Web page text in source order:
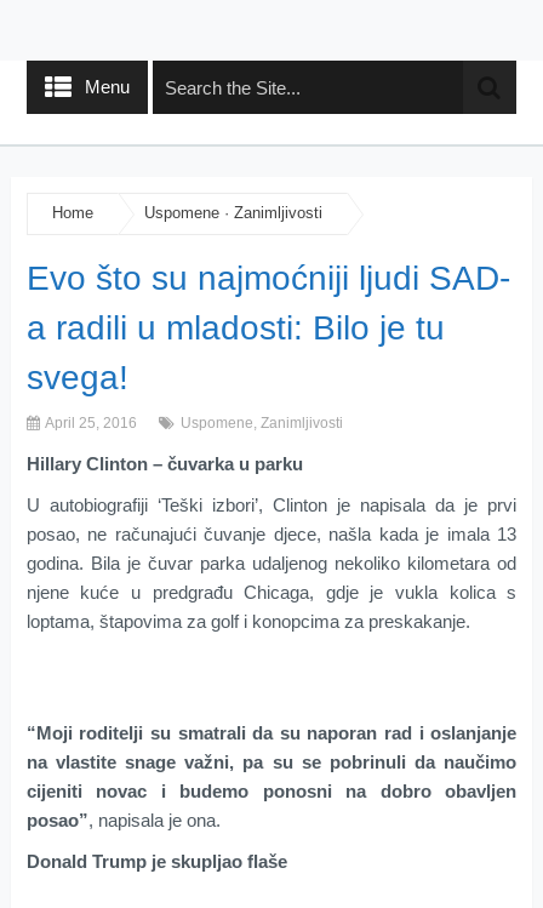
Menu
Home Uspomene· Zanimljivosti
Evo što su najmoćniji ljudi SAD-
a radili u mladosti: Bilo je tu
svega!
April 25, 2016 Uspomene, Zanimljivosti
Hillary Clinton – čuvarka u parku
U autobiografiji ‘Teški izbori’, Clinton je napisala da je prvi
posao, ne računajući čuvanje djece, našla kada je imala 13
godina. Bila je čuvar parka udaljenog nekoliko kilometara od
njene kuće u predgrađu Chicaga, gdje je vukla kolica s
loptama, štapovima za golf i konopcima za preskakanje.
“Moji roditelji su smatrali da su naporan rad i oslanjanje
na vlastite snage važni, pa su se pobrinuli da naučimo
cijeniti novac i budemo ponosni na dobro obavljen
posao”, napisala je ona.
Donald Trump je skupljao flaše